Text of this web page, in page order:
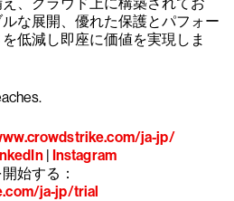
な展開、優れた保護とパフォー
低減し即座に価値を実現しま
ja-jp/
| Instagram
始する：
ja-jp/trial